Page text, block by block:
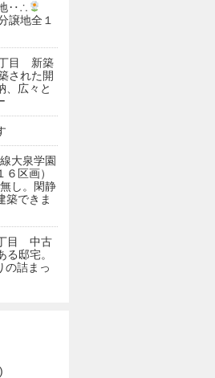
‥∴
譲地全１
目 新築
された開
、広々と
大泉学園
区画）
し。閑静
築できま
目 中古
る邸宅。
の詰まっ